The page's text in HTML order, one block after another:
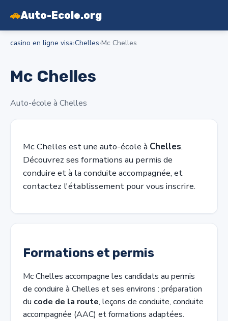
🚗Auto-Ecole.org
casino en ligne visa›Chelles›Mc Chelles
Mc Chelles
Auto-école à Chelles
Mc Chelles est une auto-école à Chelles.
Découvrez ses formations au permis de
conduire et à la conduite accompagnée, et
contactez l'établissement pour vous inscrire.
Formations et permis
Mc Chelles accompagne les candidats au permis
de conduire à Chelles et ses environs : préparation
du code de la route, leçons de conduite, conduite
accompagnée (AAC) et formations adaptées.